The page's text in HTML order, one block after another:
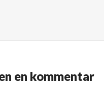
en kommentar